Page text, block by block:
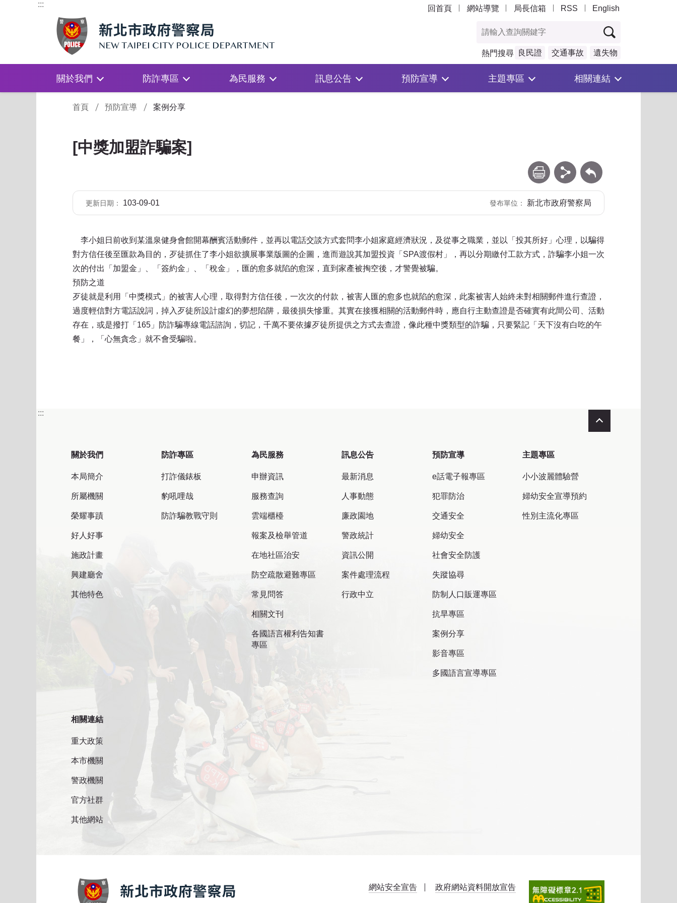
::: 回首頁 網站導覽 局長信箱 RSS English
熱門搜尋 良民證 交通事故 遺失物
關於我們 防詐專區 為民服務 訊息公告 預防宣導 主題專區 相關連結
首頁
預防宣導 案例分享
[中獎加盟詐騙案]
列印 分享 回上一頁
更新日期 103-09-01 發布單位 新北市政府警察局
李小姐日前收到某溫泉健身會館開幕酬賓活動郵件，並再以電話交談方式套問李小姐家庭經濟狀況，及從事之職業，並以「投其所好」心理，以騙得
對方信任後至匯款為目的，歹徒抓住了李小姐欲擴展事業版圖的企圖，進而遊說其加盟投資「SPA渡假村」，再以分期繳付工款方式，詐騙李小姐一次
次的付出「加盟金」、「簽約金」、「稅金」，匯的愈多就陷的愈深，直到家產被掏空後，才警覺被騙。
預防之道
歹徒就是利用「中獎模式」的被害人心理，取得對方信任後，一次次的付款，被害人匯的愈多也就陷的愈深，此案被害人始終未對相關郵件進行查證，
過度輕信對方電話說詞，掉入歹徒所設計虛幻的夢想陷阱，最後損失慘重。其實在接獲相關的活動郵件時，應自行主動查證是否確實有此間公司、活動
存在，或是撥打「165」防詐騙專線電話諮詢，切記，千萬不要依據歹徒所提供之方式去查證，像此種中獎類型的詐騙，只要緊記「天下沒有白吃的午
餐」，「心無貪念」就不會受騙啦。
:::
關於我們
本局簡介
所屬機關
榮耀事蹟
好人好事
施政計畫
興建廳舍
其他特色
防詐專區
打詐儀錶板
豹吼哩哉
防詐騙教戰守則
為民服務
申辦資訊
服務查詢
雲端櫃檯
報案及檢舉管道
在地社區治安
防空疏散避難專區
常見問答
相關文刊
各國語言權利告知書
專區
訊息公告
最新消息
人事動態
廉政園地
警政統計
資訊公開
案件處理流程
行政中立
預防宣導
e話電子報專區
犯罪防治
交通安全
婦幼安全
社會安全防護
失蹤協尋
防制人口販運專區
抗旱專區
案例分享
影音專區
多國語言宣導專區
主題專區
小小波麗體驗營
婦幼安全宣導預約
性別主流化專區
相關連結
重大政策
本市機關
警政機關
官方社群
其他網站
網站安全宣告 政府網站資料開放宣告